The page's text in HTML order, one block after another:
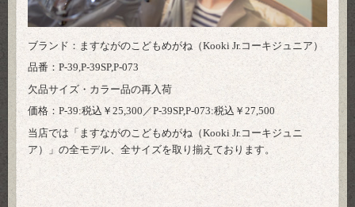
ブランド：ますながのこどもめがね（Kooki Jr.コーキジュニア）
品番：P-39,P-39SP,P-073
欠品サイズ・カラー品の再入荷
価格：P-39:税込￥25,300／P-39SP,P-073:税込￥27,500
当店では「ますながのこどもめがね（Kooki Jr.コーキジュニ
ア）」の全モデル、全サイズを取り揃えております。